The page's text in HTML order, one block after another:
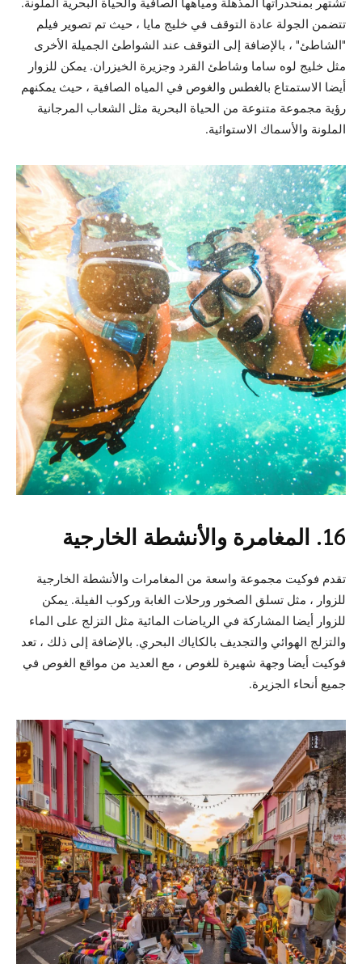
تتضمن الجولة عادة التوقف في خليج مايا ، حيث تم تصوير فيلم
"الشاطئ" ، بالإضافة إلى التوقف عند الشواطئ الجميلة الأخرى
مثل خليج لوه ساما وشاطئ القرد وجزيرة الخيزران. يمكن للزوار
أيضا الاستمتاع بالغطس والغوص في المياه الصافية ، حيث يمكنهم
رؤية مجموعة متنوعة من الحياة البحرية مثل الشعاب المرجانية
الملونة والأسماك الاستوائية.
16. المغامرة والأنشطة الخارجية
تقدم فوكيت مجموعة واسعة من المغامرات والأنشطة الخارجية
للزوار ، مثل تسلق الصخور ورحلات الغابة وركوب الفيلة. يمكن
للزوار أيضا المشاركة في الرياضات المائية مثل التزلج على الماء
والتزلج الهوائي والتجديف بالكاياك البحري. بالإضافة إلى ذلك ، تعد
فوكيت أيضا وجهة شهيرة للغوص ، مع العديد من مواقع الغوص في
جميع أنحاء الجزيرة.